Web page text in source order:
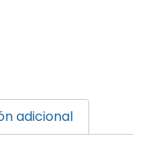
adicional